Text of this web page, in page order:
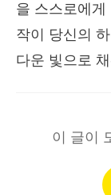
을 스스로에게
작이 당신의
다운 빛으로
이 글이